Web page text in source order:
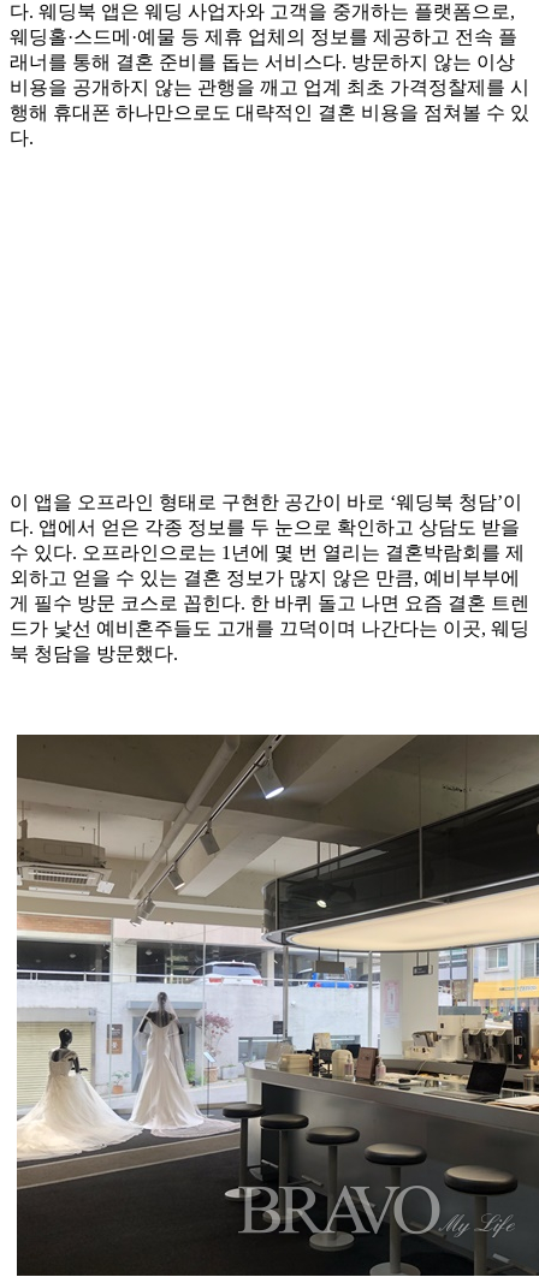
다. 웨딩북 앱은 웨딩 사업자와 고객을 중개하는 플랫폼으로,
웨딩홀·스드메·예물 등 제휴 업체의 정보를 제공하고 전속 플
래너를 통해 결혼 준비를 돕는 서비스다. 방문하지 않는 이상
비용을 공개하지 않는 관행을 깨고 업계 최초 가격정찰제를 시
행해 휴대폰 하나만으로도 대략적인 결혼 비용을 점쳐볼 수 있
다.
이 앱을 오프라인 형태로 구현한 공간이 바로 ‘웨딩북 청담’이
다. 앱에서 얻은 각종 정보를 두 눈으로 확인하고 상담도 받을
수 있다. 오프라인으로는 1년에 몇 번 열리는 결혼박람회를 제
외하고 얻을 수 있는 결혼 정보가 많지 않은 만큼, 예비부부에
게 필수 방문 코스로 꼽힌다. 한 바퀴 돌고 나면 요즘 결혼 트렌
드가 낯선 예비혼주들도 고개를 끄덕이며 나간다는 이곳, 웨딩
북 청담을 방문했다.